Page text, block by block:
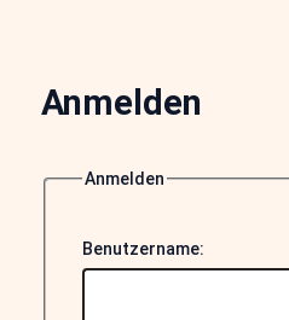
Anmelden
Anmelden
Benutzername: